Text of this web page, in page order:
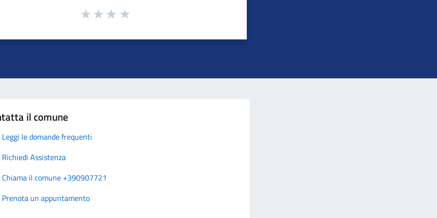
il comune
Leggi le domande frequenti
Richiedi Assistenza
Chiama il comune +390907721
Prenota un appuntamento